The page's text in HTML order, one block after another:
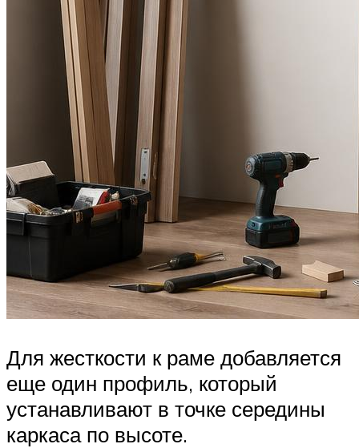
Для жесткости к раме добавляется
еще один профиль, который
устанавливают в точке середины
каркаса по высоте.